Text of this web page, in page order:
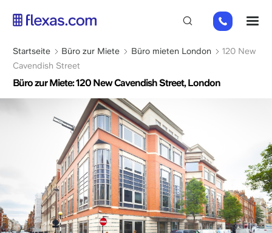
zum
+44
(0)
2045
Pfadnavigation
Startseite Büro zur Miete Büro mieten London
120 New
Cavendish Street
Büro zur Miete: 120 New Cavendish Street, London